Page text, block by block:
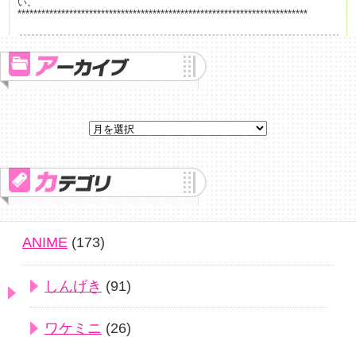
*************************************************************************
ANIME (173)
しんげき (91)
ワケミニ (26)